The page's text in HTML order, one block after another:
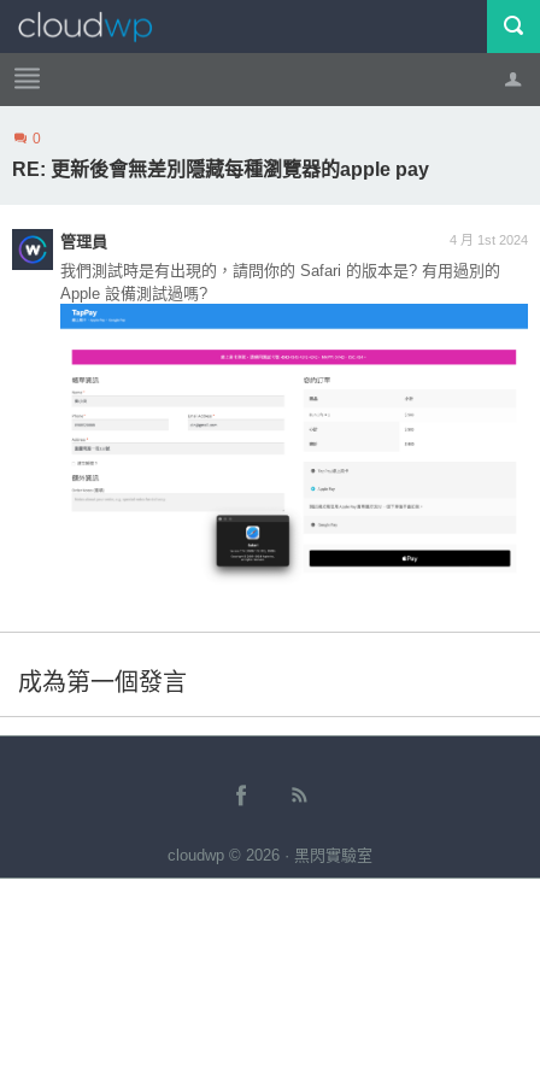
帳號 登出
0
RE: 更新後會無差別隱藏每種瀏覽器的apple pay
4 月 1st 2024
管理員
我們測試時是有出現的，請問你的 Safari 的版本是? 有用過別的
Apple 設備測試過嗎?
成為第一個發言
cloudwp © 2026 · 黑閃實驗室